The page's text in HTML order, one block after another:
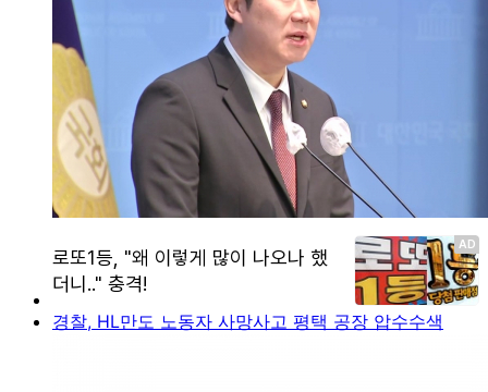
경찰, HL만도 노동자 사망사고 평택 공장 압수수색